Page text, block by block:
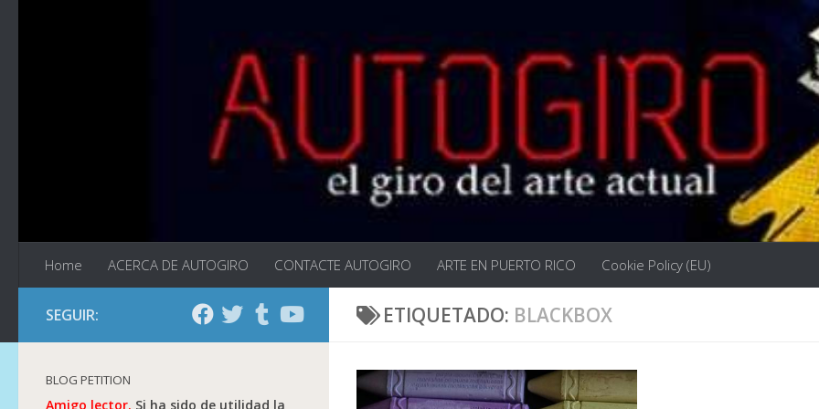
Home ACERCA DE AUTOGIRO CONTACTE AUTOGIRO ARTE EN PUERTO RICO Cookie Policy (EU)
ETIQUETADO: BLACKBOX
SEGUIR:
BLOG PETITION
Amigo lector. Si ha sido de utilidad la